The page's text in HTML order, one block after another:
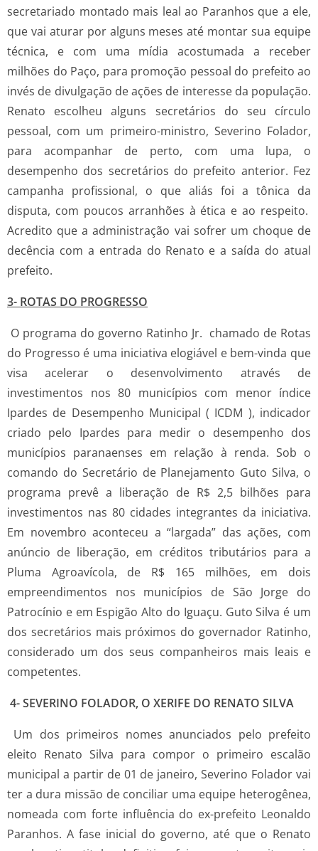
secretariado montado mais leal ao Paranhos que a ele,
que vai aturar por alguns meses até montar sua equipe
técnica, e com uma mídia acostumada a receber
milhões do Paço, para promoção pessoal do prefeito ao
invés de divulgação de ações de interesse da população.
Renato escolheu alguns secretários do seu círculo
pessoal, com um primeiro-ministro, Severino Folador,
para acompanhar de perto, com uma lupa, o
desempenho dos secretários do prefeito anterior. Fez
campanha profissional, o que aliás foi a tônica da
disputa, com poucos arranhões à ética e ao respeito.
Acredito que a administração vai sofrer um choque de
decência com a entrada do Renato e a saída do atual
prefeito.
3- ROTAS DO PROGRESSO
O programa do governo Ratinho Jr. chamado de Rotas
do Progresso é uma iniciativa elogiável e bem-vinda que
visa acelerar o desenvolvimento através de
investimentos nos 80 municípios com menor índice
Ipardes de Desempenho Municipal ( ICDM ), indicador
criado pelo Ipardes para medir o desempenho dos
municípios paranaenses em relação à renda. Sob o
comando do Secretário de Planejamento Guto Silva, o
programa prevê a liberação de R$ 2,5 bilhões para
investimentos nas 80 cidades integrantes da iniciativa.
Em novembro aconteceu a “largada” das ações, com
anúncio de liberação, em créditos tributários para a
Pluma Agroavícola, de R$ 165 milhões, em dois
empreendimentos nos municípios de São Jorge do
Patrocínio e em Espigão Alto do Iguaçu. Guto Silva é um
dos secretários mais próximos do governador Ratinho,
considerado um dos seus companheiros mais leais e
competentes.
4- SEVERINO FOLADOR, O XERIFE DO RENATO SILVA
Um dos primeiros nomes anunciados pelo prefeito
eleito Renato Silva para compor o primeiro escalão
municipal a partir de 01 de janeiro, Severino Folador vai
ter a dura missão de conciliar uma equipe heterogênea,
nomeada com forte influência do ex-prefeito Leonaldo
Paranhos. A fase inicial do governo, até que o Renato